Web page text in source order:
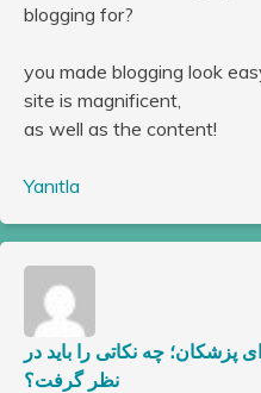
blogging for?
you made blogging look
site is magnificent,
as well as the content!
Yanıtla
چه نکاتی را باید در
نظر گرفت؟